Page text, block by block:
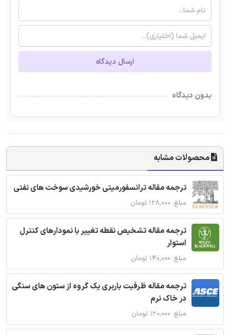
ارسال دیدگاه
بدون دیدگاه
محصولات مشابه
ترجمه مقاله ترانسفورمیتی خورشیدی سوخت های نفتی
مبلغ: ۱۲۸,۰۰۰ تومان
ترجمه مقاله تشخیص نقطه تغییر با نمودارهای کنترل
استوار
مبلغ: ۱۴۰,۰۰۰ تومان
ترجمه مقاله ظرفیت باربری یک گروه از ستون های سنگی
در خاک نرم
مبلغ: ۱۲۰,۰۰۰ تومان